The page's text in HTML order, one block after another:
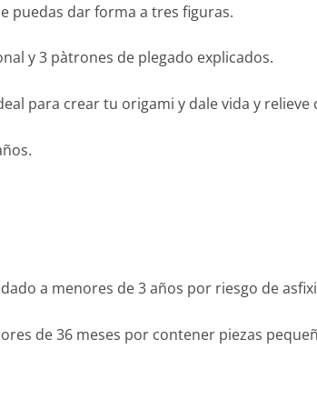
puedas dar forma a tres figuras.
y 3 pàtrones de plegado explicados.
para crear tu origami y dale vida y
a menores de 3 años por riesgo de
de 36 meses por contener piezas